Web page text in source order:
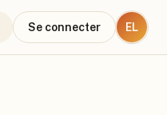
Se connecter EL